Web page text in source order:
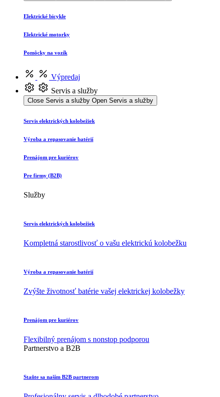
Elektrické bicykle
Elektrické motorky
Pomôcky na vozík
Výpredaj
Servis a služby
Close Servis a služby Open Servis a služby
Servis elektrických kolobežiek
Výroba a repasovanie batérií
Prenájom pre kuriérov
Pre firmy (B2B)
Služby
Servis elektrických kolobežiek
Kompletná starostlivosť o vašu elektrickú kolobežku
Výroba a repasovanie batérií
Zvýšte životnosť batérie vašej elektrickej kolobežky
Prenájom pre kuriérov
Flexibilný prenájom s nonstop podporou
Partnerstvo a B2B
Staňte sa naším B2B partnerom